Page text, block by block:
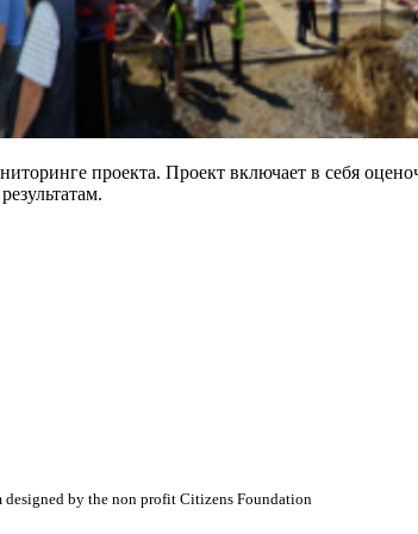
проекта. Проект включает в себя
by the non profit Citizens Foundation